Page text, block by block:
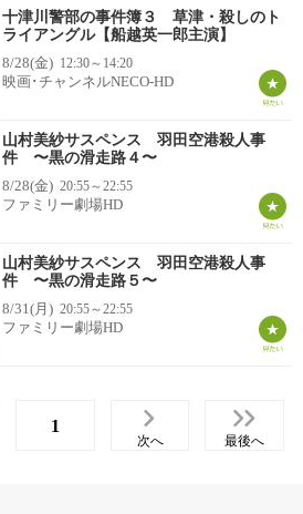
十津川警部の事件簿３ 草津・殺しのト
ライアングル【船越英一郎主演】
8/28(金) 12:30～14:20
映画･チャンネルNECO-HD
山村美紗サスペンス 羽田空港殺人事
件 〜黒の滑走路４〜
8/28(金) 20:55～22:55
ファミリー劇場HD
山村美紗サスペンス 羽田空港殺人事
件 〜黒の滑走路５〜
8/31(月) 20:55～22:55
ファミリー劇場HD
1
次へ 最後へ